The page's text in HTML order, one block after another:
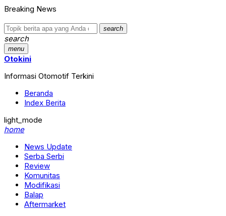
Breaking News
search
search
menu
Otokini
Informasi Otomotif Terkini
Beranda
Index Berita
light_mode
home
News Update
Serba Serbi
Review
Komunitas
Modifikasi
Balap
Aftermarket